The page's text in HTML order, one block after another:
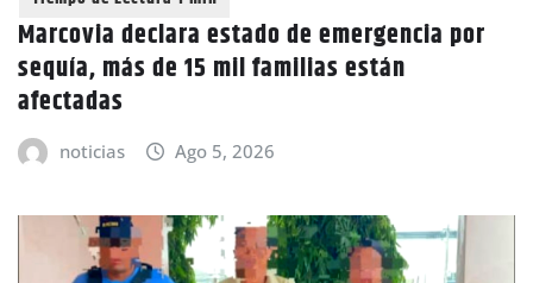
Marcovia declara estado de emergencia por
sequía, más de 15 mil familias están
afectadas
noticias Ago 5, 2026